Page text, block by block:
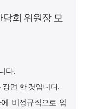
회 위원장 모
다.
장면 한 컷입니다.
비정규직으로 입